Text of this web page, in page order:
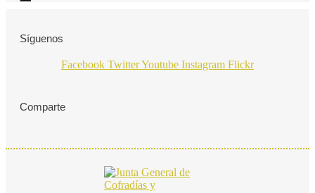
Síguenos
Facebook TwitterYoutube Instagram Flickr
Comparte